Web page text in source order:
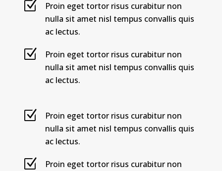
Proin eget tortor risus curabitur non
nulla sit amet nisl tempus convallis quis
ac lectus.
Proin eget tortor risus curabitur non
nulla sit amet nisl tempus convallis quis
ac lectus.
Proin eget tortor risus curabitur non
nulla sit amet nisl tempus convallis quis
ac lectus.
Proin eget tortor risus curabitur non